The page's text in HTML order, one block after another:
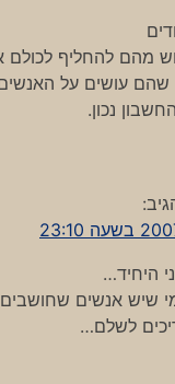
מהם להחליף
עושים על האנשים
נכון.
היחיד…
שיש אנשים
לשלם…